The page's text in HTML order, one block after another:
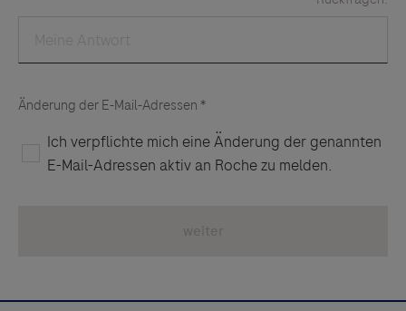
keine Meinung über den Inhalt von Websites Dritter und
Drittinformationen und deren Verwendung ab.